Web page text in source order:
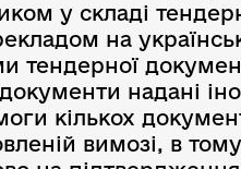
у складі
на
надані
кількох
вимозі, в